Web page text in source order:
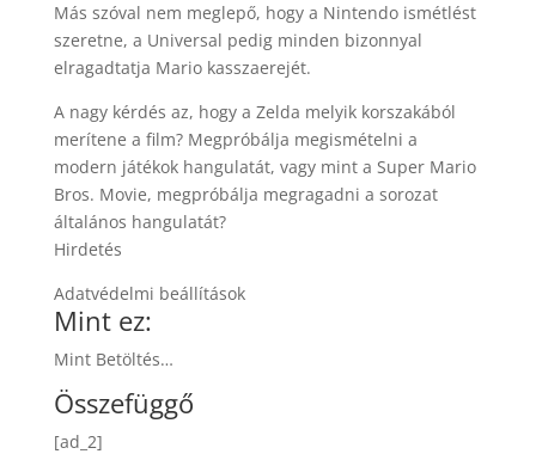
Más szóval nem meglepő, hogy a Nintendo ismétlést
szeretne, a Universal pedig minden bizonnyal
elragadtatja Mario kasszaerejét.
A nagy kérdés az, hogy a Zelda melyik korszakából
merítene a film? Megpróbálja megismételni a
modern játékok hangulatát, vagy mint a Super Mario
Bros. Movie, megpróbálja megragadni a sorozat
általános hangulatát?
Hirdetés
Adatvédelmi beállítások
Mint ez:
Mint Betöltés…
Összefüggő
[ad_2]